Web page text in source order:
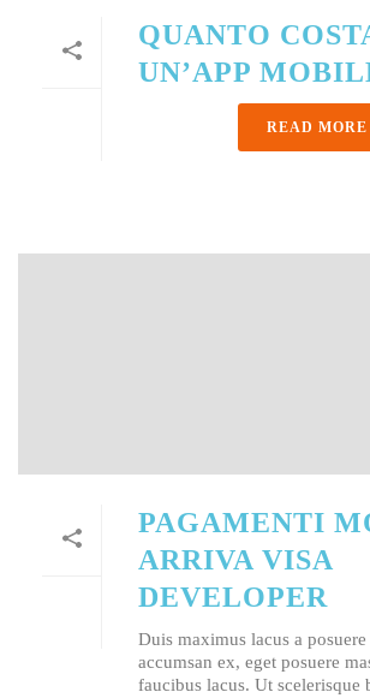
QUANTO
UN’APP
READ MORE
PAGAMENTI
ARRIVA VISA
DEVELOPER
Duis maximus lacus a
accumsan ex, eget posuere
faucibus lacus. Ut scelerisque